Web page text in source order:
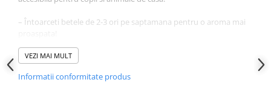
– Întoarceti betele de 2-3 ori pe saptamana pentru o aroma mai
– La amplasare va rugam sa fiti atenti ca betisoarele sau parfumul
pot fi deteriorate.
VEZI MAI MULT
Informatii conformitate produs